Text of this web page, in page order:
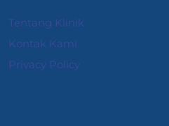
Tentang Klinik
Kontak Kami
Privacy Policy